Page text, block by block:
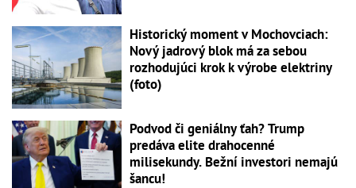
Historický moment v Mochovciach:
Nový jadrový blok má za sebou
rozhodujúci krok k výrobe elektriny
(foto)
Podvod či geniálny ťah? Trump
predáva elite drahocenné
milisekundy. Bežní investori nemajú
šancu!